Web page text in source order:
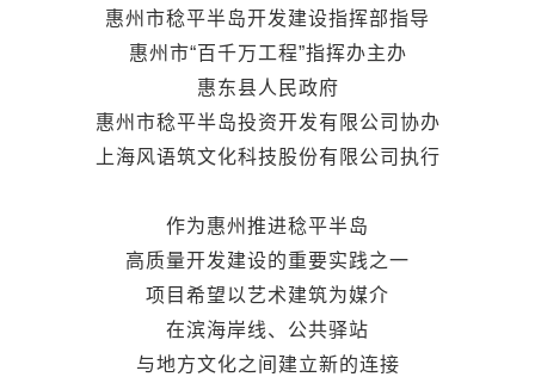
惠州市稔平半岛开发建设指挥部指导
惠州市“百千万工程”指挥办主办
惠东县人民政府
惠州市稔平半岛投资开发有限公司协办
上海风语筑文化科技股份有限公司执行
作为惠州推进稔平半岛
高质量开发建设的重要实践之一
项目希望以艺术建筑为媒介
在滨海岸线、公共驿站
与地方文化之间建立新的连接